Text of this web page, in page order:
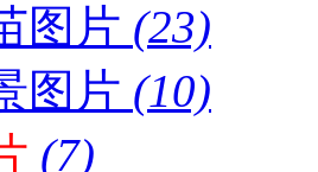
图片 (23)
图片 (10)
(7)